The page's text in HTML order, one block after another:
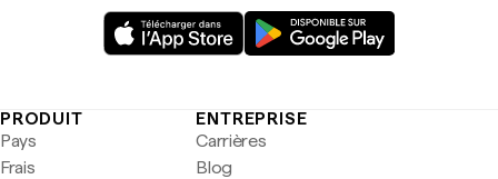
PRODUIT
Pays
Frais
ENTREPRISE
Carrières
Blog